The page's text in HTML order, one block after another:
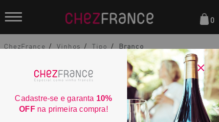
0
ChezFrance Vinhos Tipo Branco
Cadastre-se e garanta 10%
OFFna primeira compra!